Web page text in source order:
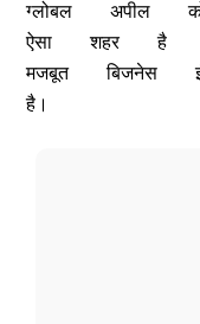
ग्लोबल
अपील
ऐसा
शहर है
मजबूत
बिजनेस
है।